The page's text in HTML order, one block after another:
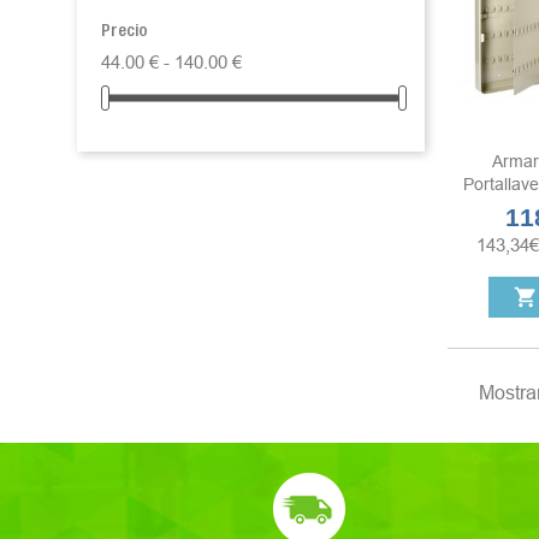
Precio
44.00 € - 140.00 €
143,34€
shopping_cart